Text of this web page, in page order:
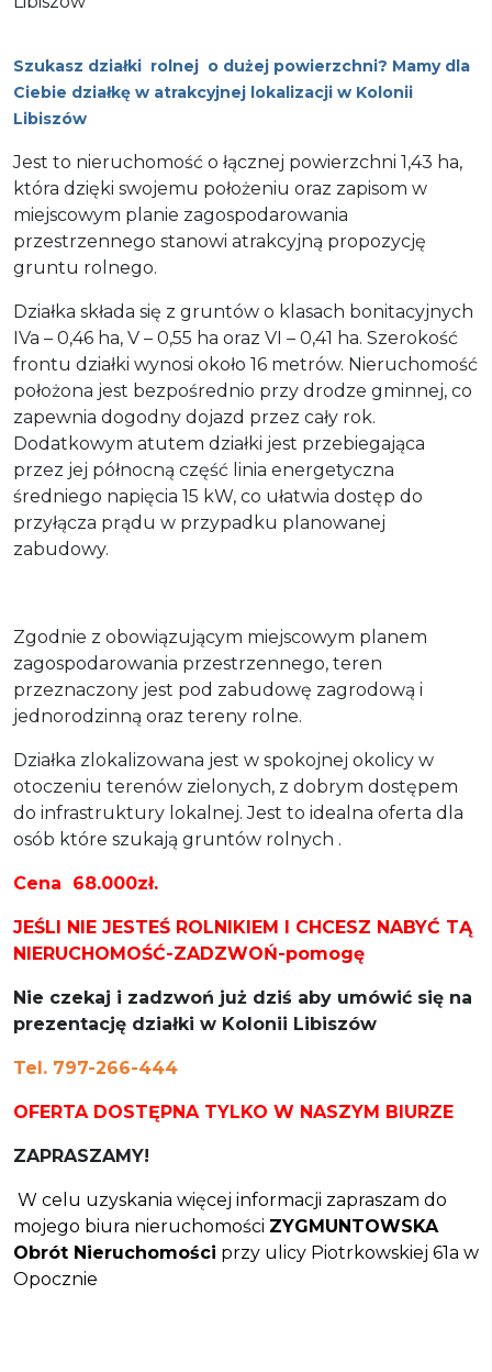
Szukasz działki rolnej o dużej powierzchni? Mamy dla
Ciebie działkę w atrakcyjnej lokalizacji w Kolonii
Libiszów
Jest to nieruchomość o łącznej powierzchni 1,43 ha,
która dzięki swojemu położeniu oraz zapisom w
miejscowym planie zagospodarowania
przestrzennego stanowi atrakcyjną propozycję
gruntu rolnego.
Działka składa się z gruntów o klasach bonitacyjnych
IVa – 0,46 ha, V – 0,55 ha oraz VI – 0,41 ha. Szerokość
frontu działki wynosi około 16 metrów. Nieruchomość
położona jest bezpośrednio przy drodze gminnej, co
zapewnia dogodny dojazd przez cały rok.
Dodatkowym atutem działki jest przebiegająca
przez jej północną część linia energetyczna
średniego napięcia 15 kW, co ułatwia dostęp do
przyłącza prądu w przypadku planowanej
zabudowy.
Zgodnie z obowiązującym miejscowym planem
zagospodarowania przestrzennego, teren
przeznaczony jest pod zabudowę zagrodową i
jednorodzinną oraz tereny rolne.
Działka zlokalizowana jest w spokojnej okolicy w
otoczeniu terenów zielonych, z dobrym dostępem
do infrastruktury lokalnej. Jest to idealna oferta dla
osób które szukają gruntów rolnych .
Cena 68.000zł.
JEŚLI NIE JESTEŚ ROLNIKIEM I CHCESZ NABYĆ TĄ
NIERUCHOMOŚĆ-ZADZWOŃ-pomogę
Nie czekaj i zadzwoń już dziś aby umówić się na
prezentację działki w Kolonii Libiszów
Tel. 797-266-444
OFERTA DOSTĘPNA TYLKO W NASZYM BIURZE
ZAPRASZAMY!
W celu uzyskania więcej informacji zapraszam do
mojego biura nieruchomości ZYGMUNTOWSKA
Obrót Nieruchomości przy ulicy Piotrkowskiej 61a w
Opocznie